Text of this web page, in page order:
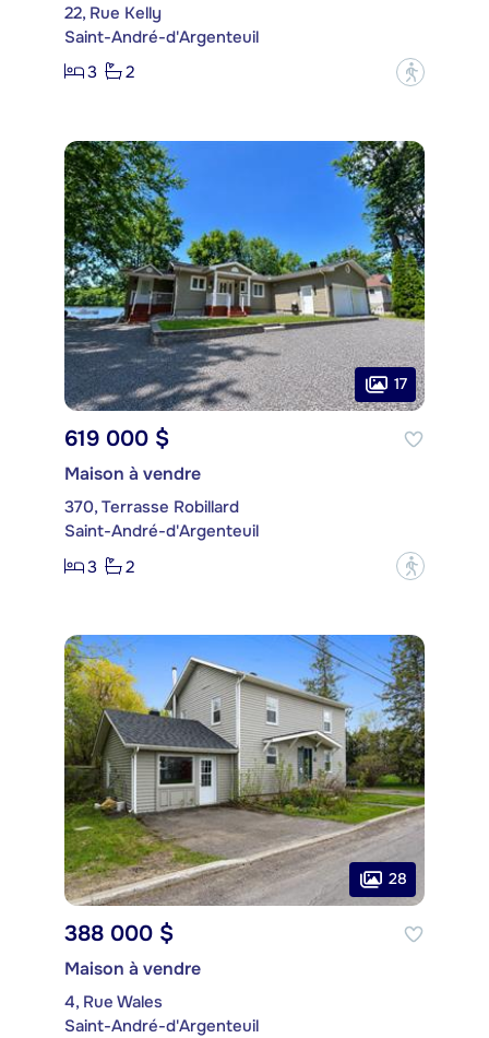
22, Rue Kelly
Saint-André-d'Argenteuil
3
2 ?
17
619 000 $
Maison à vendre
370, Terrasse Robillard
Saint-André-d'Argenteuil
3
2 ?
28
388 000 $
Maison à vendre
4, Rue Wales
Saint-André-d'Argenteuil